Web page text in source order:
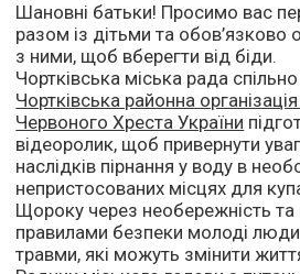
Шановні батьки! Просимо вас
разом із дітьми та обов’язково
з ними, щоб вберегти від біди.
Чортківська міська рада
Чортківська районна
Червоного Хреста України
відеоролик, щоб привернути
наслідків пірнання у воду в
непристосованих місцях для
Щороку через необережність та
правилами безпеки молоді
травми, які можуть змінити